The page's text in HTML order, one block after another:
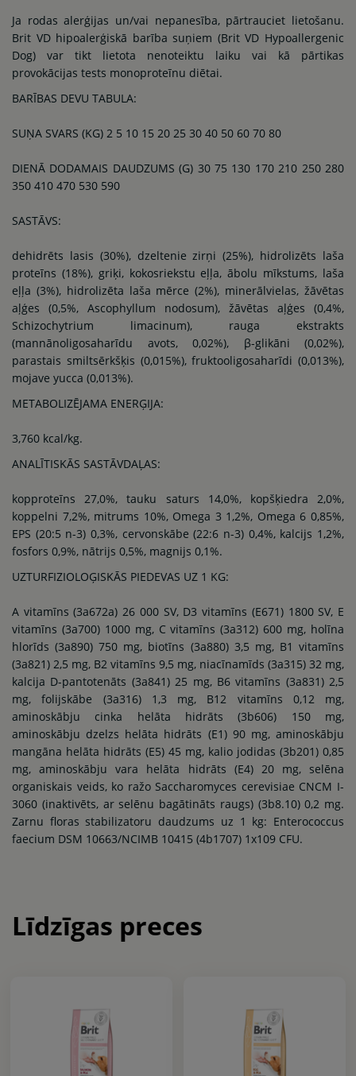
Ja rodas alerģijas un/vai nepanesība, pārtrauciet lietošanu.
Brit VD hipoalerģiskā barība suņiem (Brit VD Hypoallergenic
Dog) var tikt lietota nenoteiktu laiku vai kā pārtikas
provokācijas tests monoproteīnu diētai.
BARĪBAS DEVU TABULA:
SUŅA SVARS (KG) 2 5 10 15 20 25 30 40 50 60 70 80
DIENĀ DODAMAIS DAUDZUMS (G) 30 75 130 170 210 250 280
350 410 470 530 590
SASTĀVS:
dehidrēts lasis (30%), dzeltenie zirņi (25%), hidrolizēts laša
proteīns (18%), griķi, kokosriekstu eļļa, ābolu mīkstums, laša
eļļa (3%), hidrolizēta laša mērce (2%), minerālvielas, žāvētas
aļģes (0,5%, Ascophyllum nodosum), žāvētas aļģes (0,4%,
Schizochytrium limacinum), rauga ekstrakts
(mannānoligosaharīdu avots, 0,02%), β-glikāni (0,02%),
parastais smiltsērkšķis (0,015%), fruktooligosaharīdi (0,013%),
mojave yucca (0,013%).
METABOLIZĒJAMA ENERĢIJA:
3,760 kcal/kg.
ANALĪTISKĀS SASTĀVDAĻAS:
kopproteīns 27,0%, tauku saturs 14,0%, kopšķiedra 2,0%,
koppelni 7,2%, mitrums 10%, Omega 3 1,2%, Omega 6 0,85%,
EPS (20:5 n-3) 0,3%, cervonskābe (22:6 n-3) 0,4%, kalcijs 1,2%,
fosfors 0,9%, nātrijs 0,5%, magnijs 0,1%.
UZTURFIZIOLOĢISKĀS PIEDEVAS UZ 1 KG:
A vitamīns (3a672a) 26 000 SV, D3 vitamīns (E671) 1800 SV, E
vitamīns (3a700) 1000 mg, C vitamīns (3a312) 600 mg, holīna
hlorīds (3a890) 750 mg, biotīns (3a880) 3,5 mg, B1 vitamīns
(3a821) 2,5 mg, B2 vitamīns 9,5 mg, niacīnamīds (3a315) 32 mg,
kalcija D-pantotenāts (3a841) 25 mg, B6 vitamīns (3a831) 2,5
mg, folijskābe (3a316) 1,3 mg, B12 vitamīns 0,12 mg,
aminoskābju cinka helāta hidrāts (3b606) 150 mg,
aminoskābju dzelzs helāta hidrāts (E1) 90 mg, aminoskābju
mangāna helāta hidrāts (E5) 45 mg, kalio jodidas (3b201) 0,85
mg, aminoskābju vara helāta hidrāts (E4) 20 mg, selēna
organiskais veids, ko ražo Saccharomyces cerevisiae CNCM I-
3060 (inaktivēts, ar selēnu bagātināts raugs) (3b8.10) 0,2 mg.
Zarnu floras stabilizatoru daudzums uz 1 kg: Enterococcus
faecium DSM 10663/NCIMB 10415 (4b1707) 1x109 CFU.
Līdzīgas preces